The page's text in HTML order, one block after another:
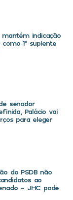
mantém indicação
1º suplente
senador
Palácio vai
para eleger
do PSDB não
ao
– JHC pode